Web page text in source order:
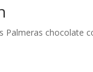
Palmeras chocolate